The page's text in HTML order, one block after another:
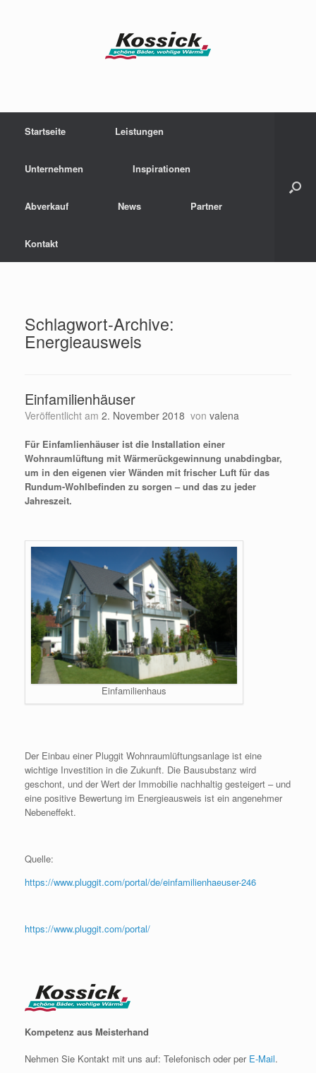
Startseite Leistungen
Unternehmen Inspirationen
Abverkauf News Partner
Kontakt
Schlagwort-Archive:
Energieausweis
Einfamilienhäuser
Veröffentlicht am 2. November 2018 von valena
Für Einfamlienhäuser ist die Installation einer
Wohnraumlüftung mit Wärmerückgewinnung unabdingbar,
um in den eigenen vier Wänden mit frischer Luft für das
Rundum-Wohlbefinden zu sorgen – und das zu jeder
Jahreszeit.
Einfamilienhaus
Der Einbau einer Pluggit Wohnraumlüftungsanlage ist eine
wichtige Investition in die Zukunft. Die Bausubstanz wird
geschont, und der Wert der Immobilie nachhaltig gesteigert – und
eine positive Bewertung im Energieausweis ist ein angenehmer
Nebeneffekt.
Quelle:
https://www.pluggit.com/portal/de/einfamilienhaeuser-246
https://www.pluggit.com/portal/
Kompetenz aus Meisterhand
Nehmen Sie Kontakt mit uns auf: Telefonisch oder per E-Mail.